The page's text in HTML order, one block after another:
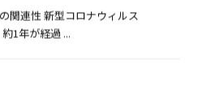
関連性 新型コロナウィルス
1年が経過 ...